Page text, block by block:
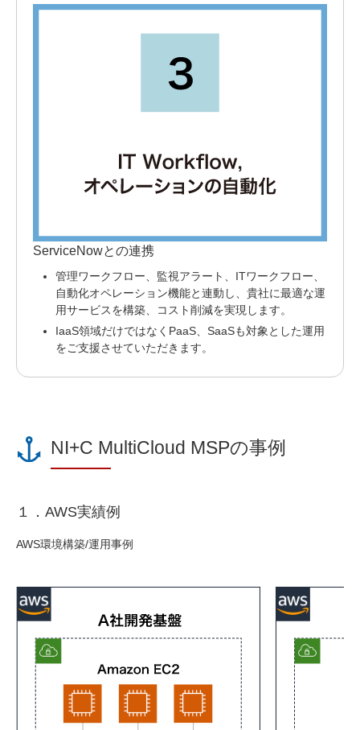
ServiceNowとの連携
管理ワークフロー、監視アラート、ITワークフロー、
自動化オペレーション機能と連動し、貴社に最適な運
用サービスを構築、コスト削減を実現します。
IaaS領域だけではなくPaaS、SaaSも対象とした運用
をご支援させていただきます。
NI+C MultiCloud MSPの事例
１．AWS実績例
AWS環境構築/運用事例